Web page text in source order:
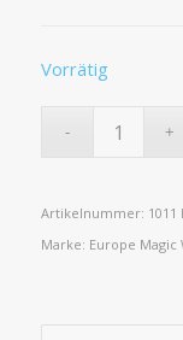
Vorrätig
Artikelnummer: 1011
Marke: Europe Magic